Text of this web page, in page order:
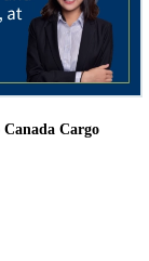
Canada Cargo